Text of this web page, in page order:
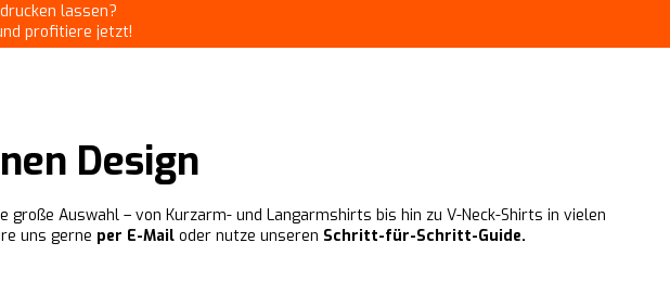
lassen?
profitiere jetzt!
Design
Auswahl – von Kurzarm- und Langarmshirts bis hin zu V-Neck-Shirts in vielen
uns gerne per E-Mail oder nutze unseren Schritt-für-Schritt-Guide.